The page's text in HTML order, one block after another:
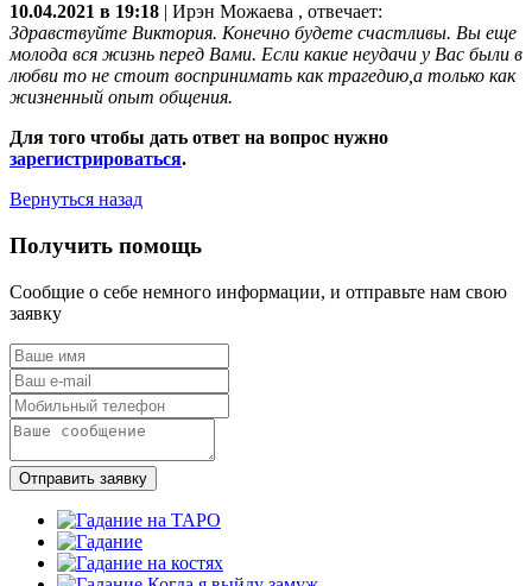
10.04.2021 в 19:18
Ирэн Можаева , отвечает:
Здравствуйте Виктория. Конечно будете счастливы. Вы еще
молода вся жизнь перед Вами. Если какие неудачи у Вас были в
любви то не стоит воспринимать как трагедию,а только как
жизненный опыт общения.
Для того чтобы дать ответ на вопрос нужно
зарегистрироваться.
Вернуться назад
Получить помощь
Сообщие о себе немного информации, и отправьте нам свою
заявку
Отправить заявку